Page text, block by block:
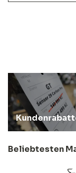
Beliebtesten